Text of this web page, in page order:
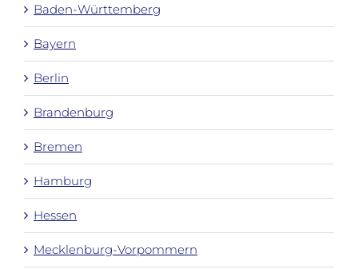
Baden-Württemberg
Bayern
Berlin
Brandenburg
Bremen
Hamburg
Hessen
Mecklenburg-Vorpommern